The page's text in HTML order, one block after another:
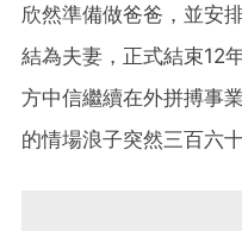
欣然準備做爸爸，並安
結為夫妻，正式結束12
方中信繼續在外拼搏事
的情場浪子突然三百六